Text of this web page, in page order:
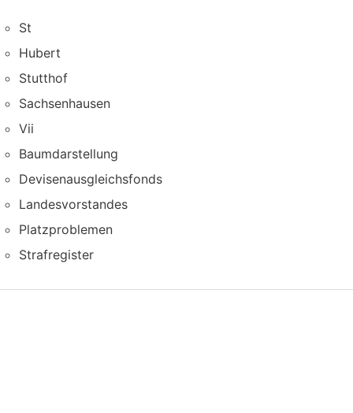
St
Hubert
Stutthof
Sachsenhausen
Vii
Baumdarstellung
Devisenausgleichsfonds
Landesvorstandes
Platzproblemen
Strafregister